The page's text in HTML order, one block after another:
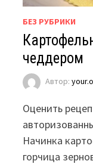
БЕЗ РУБРИКИ
чеддером
Автор:
Оценить
Начинка
горчица